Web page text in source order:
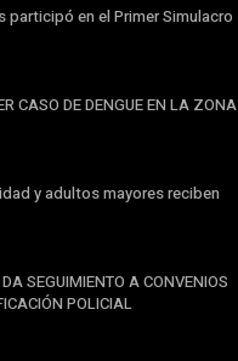
participó en el Primer Simulacro
CASO DE DENGUE EN LA ZONA
y adultos mayores reciben
SEGUIMIENTO A CONVENIOS
POLICIAL